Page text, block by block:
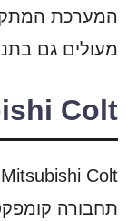
המערכת
מעולים גם
Colt
תחבורה